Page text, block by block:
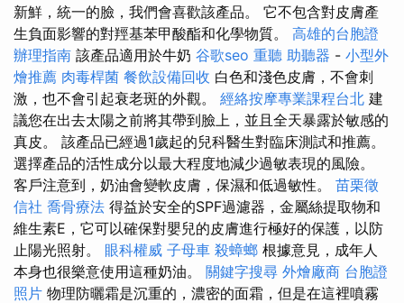
新鮮，統一的臉，我們會喜歡該產品。 它不包含對皮膚產
生負面影響的對羥基苯甲酸酯和化學物質。 高雄的台胞證
辦理指南 該產品適用於牛奶 谷歌seo 重聽 助聽器 - 小型外
燴推薦 肉毒桿菌 餐飲設備回收 白色和淺色皮膚，不會刺
激，也不會引起衰老斑的外觀。 經絡按摩專業課程台北 建
議您在出去太陽之前將其帶到臉上，並且全天暴露於敏感的
真皮。 該產品已經過1歲起的兒科醫生對臨床測試和推薦。
選擇產品的活性成分以最大程度地減少過敏表現的風險。
客戶注意到，奶油會變軟皮膚，保濕和低過敏性。 苗栗徵
信社 喬骨療法 得益於安全的SPF過濾器，金屬絲提取物和
維生素E，它可以確保對嬰兒的皮膚進行極好的保護，以防
止陽光照射。 眼科權威 子母車 殺蟑螂 根據意見，成年人
本身也很樂意使用這種奶油。 關鍵字搜尋 外燴廠商 台胞證
照片 物理防曬霜是沉重的，濃密的面霜，但是在這裡噴霧